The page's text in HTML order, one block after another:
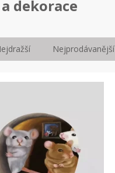
dekorace
Nejprodávanější